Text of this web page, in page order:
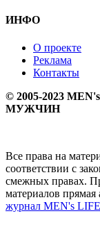
ИНФО
О проекте
Реклама
Контакты
© 2005-2023
МУЖЧИН
Все права на
соответствии с
смежных правах.
материалов прямая
журнал MEN's LIFE